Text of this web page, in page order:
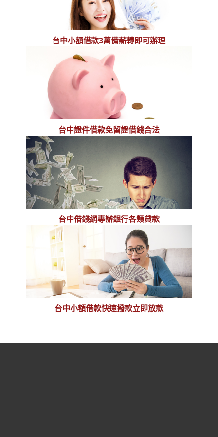
台中小額借款3萬備薪轉即可辦理
台中證件借款免留證借錢合法
台中借錢網專辦銀行各類貸款
台中小額借款快速撥款立即放款